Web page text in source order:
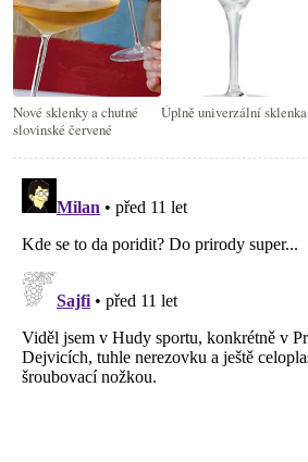
Nové sklenky a chutné
slovinské červené
Úplně univerzální sklenka